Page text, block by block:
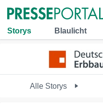
Storys Blaulicht
Alle Storys